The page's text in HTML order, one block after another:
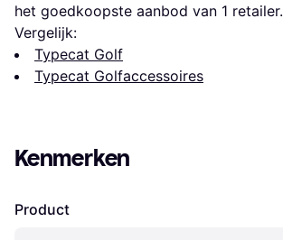
het goedkoopste aanbod van 1 retailer.
Vergelijk:
Typecat Golf
Typecat Golfaccessoires
Kenmerken
Product